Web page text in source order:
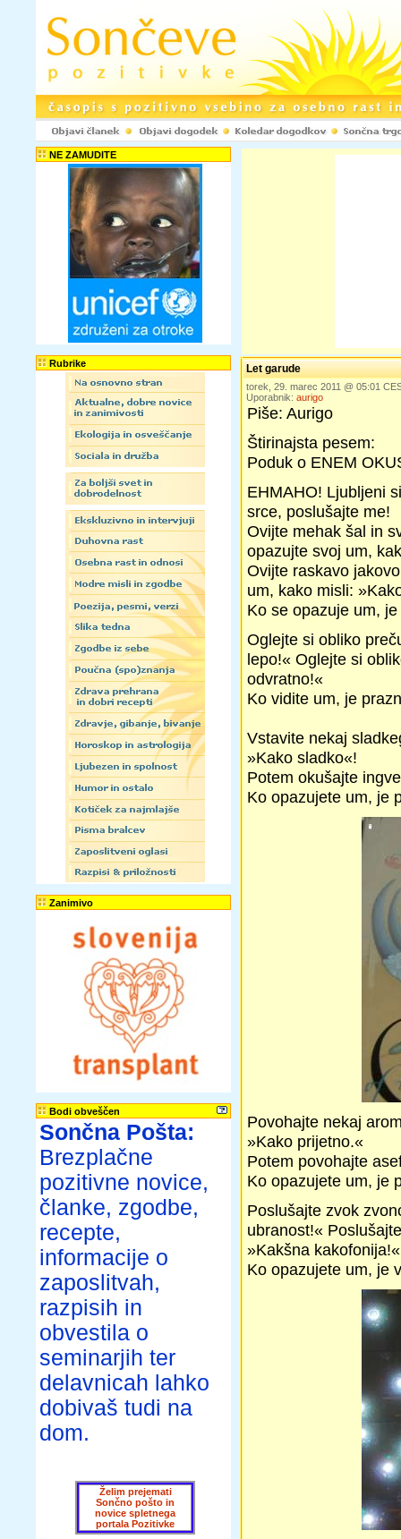
NE ZAMUDITE
Rubrike
Zanimivo
Bodi obveščen
Sončna Pošta:
Brezplačne
pozitivne novice,
članke, zgodbe,
recepte,
informacije o
zaposlitvah,
razpisih in
obvestila o
seminarjih ter
delavnicah lahko
dobivaš tudi na
dom.
Želim prejemati
Sončno pošto in
novice spletnega
portala Pozitivke
Let garude
torek, 29. marec 2011 @ 05:01
Uporabnik: aurigo
Piše: Aurigo
Štirinajsta pesem:
Poduk o ENEM
EHMAHO! Ljubljeni
srce, poslušajte me!
Ovijte mehak šal in
opazujte svoj um,
Ovijte raskavo
um, kako misli:
Ko se opazuje um,
Oglejte si obliko
lepo!« Oglejte si
odvratno!«
Ko vidite um, je
Vstavite nekaj
»Kako sladko«!
Potem okušajte
Ko opazujete um, je
Povohajte nekaj
»Kako prijetno.«
Potem povohajte
Ko opazujete um, je
Poslušajte zvok
ubranost!«
»Kakšna kakofonija!«
Ko opazujete um, je